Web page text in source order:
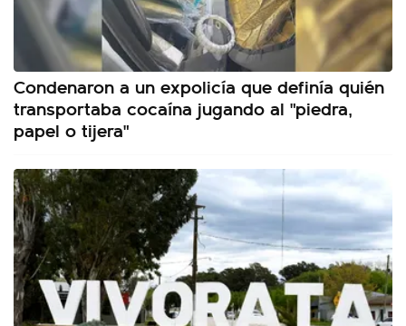
Condenaron a un expolicía que definía quién
transportaba cocaína jugando al "piedra,
papel o tijera"